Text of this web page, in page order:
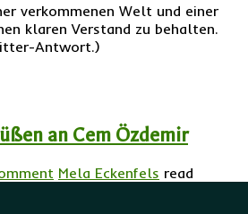
verkommenen Welt und einer
klaren Verstand zu behalten.
Antwort.)
an Cem Özdemir
Mela Eckenfels read